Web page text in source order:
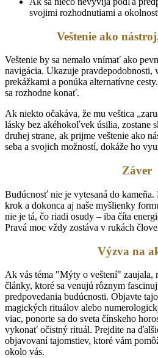
svojimi rozhodnutiami a
Veštenie ako
Veštenie by sa nemalo vnímať ako
navigácia. Ukazuje pravdepodobnosti,
prekážkami a ponúka alternatívne
sa rozhodne konať.
Ak niekto očakáva, že mu veštica
lásky bez akéhokoľvek úsilia, zostane
druhej strane, ak prijme veštenie ako
seba a svojich možností, dokáže ho
Záver
Budúcnosť nie je vytesaná do
krok a dokonca aj naše myšlienky
nie je tá, čo riadi osudy – iba číta
Pravá moc vždy zostáva v rukách
Výzva na
Ak vás téma "Mýty o veštení" zaujala,
články, ktoré sa venujú rôznym
predpovedania budúcnosti. Objavte
magických rituálov alebo
viac, ponorte sa do sveta čínskeho
vykonať očistný rituál. Prejdite na
objavovaní tajomstiev, ktoré vám
okolo vás.